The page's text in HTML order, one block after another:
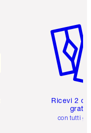
Ricevi 2
con tutti gli